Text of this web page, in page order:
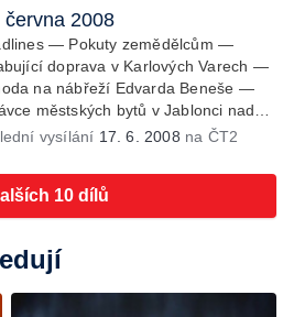
— Výstava Orbis Pictus
v ČR
června 2008
— Pokuty zemědělcům —
doprava v Karlových Varech —
na nábřeží Edvarda Beneše —
městských bytů v Jablonci nad
— Kateřina Jacques odstoupila ze
V4 — Marcela Urbanová obviněna z
výpovědi — Nadprůměrná sklizeň
— Zloději památek — Projekt vagon
vysílání 17. 6. 2008 na ČT2
10 dílů